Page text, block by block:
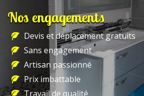
Nos engagements
Devis et déplacement gratuits
Sans engagement
Artisan passionné
Prix imbattable
Travail de qualité